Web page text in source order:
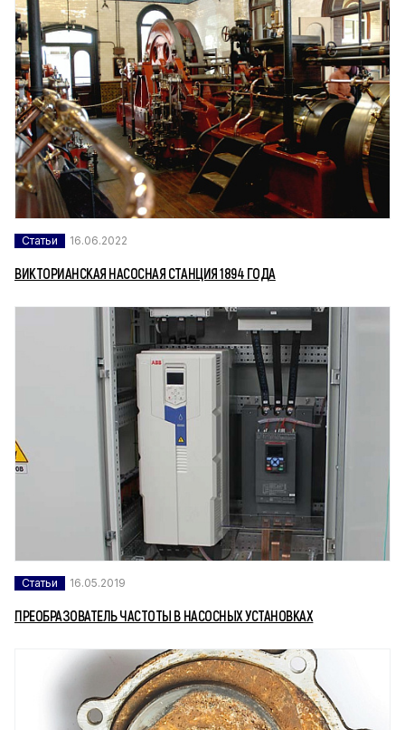
Статьи 16.06.2022
ВИКТОРИАНСКАЯ НАСОСНАЯ СТАНЦИЯ 1894 ГОДА
Статьи 16.05.2019
ПРЕОБРАЗОВАТЕЛЬ ЧАСТОТЫ В НАСОСНЫХ УСТАНОВКАХ